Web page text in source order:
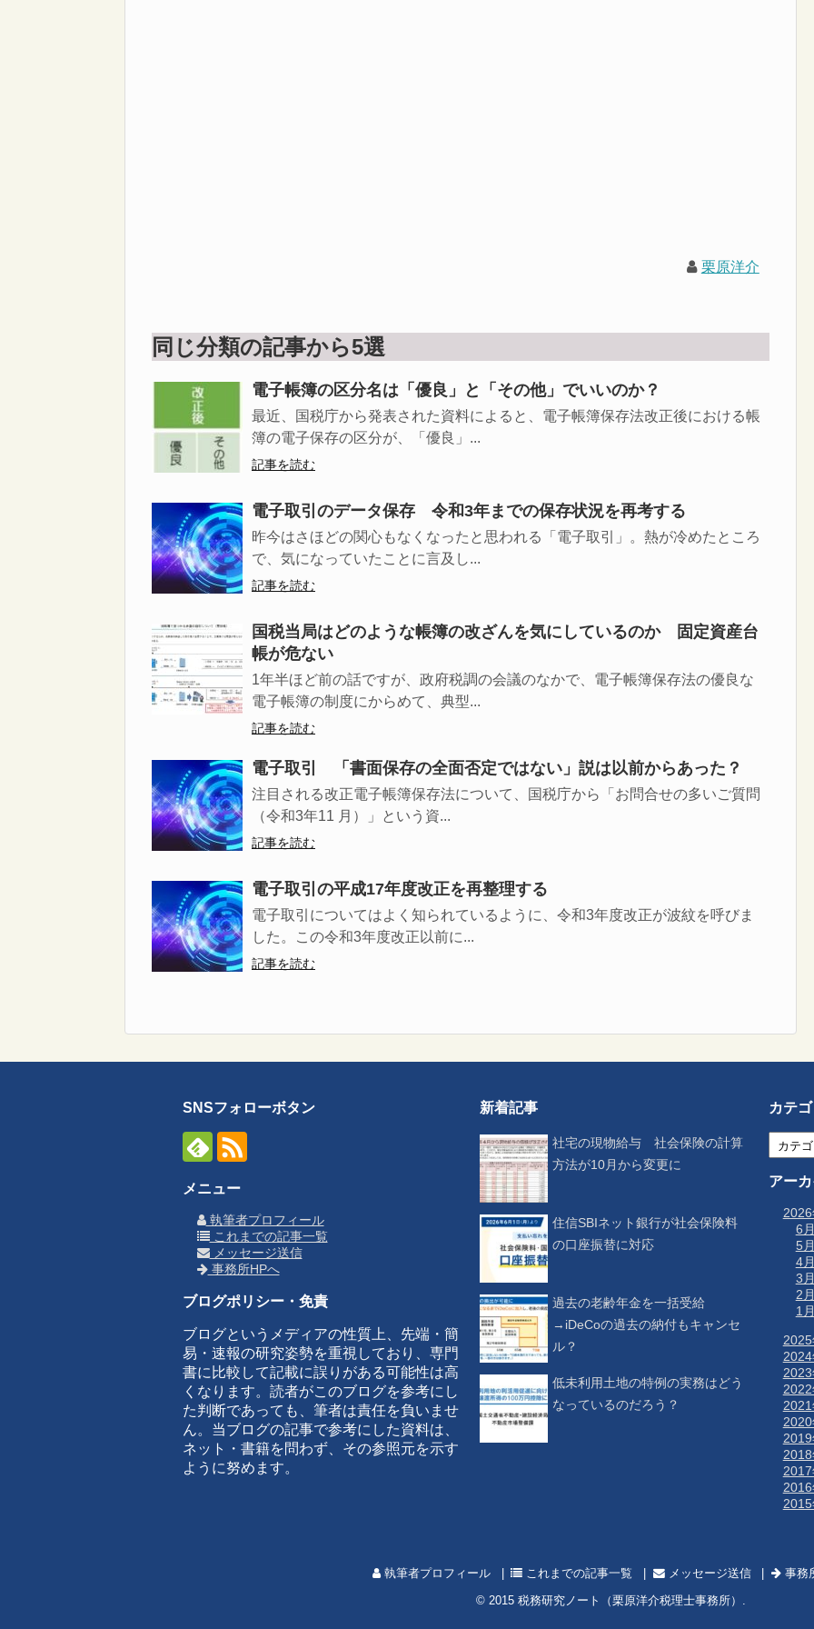
栗原洋介
同じ分類の記事から5選
電子帳簿の区分名は「優良」と「その他」でいいのか？
最近、国税庁から発表された資料によると、電子帳簿保存法改正後における帳
簿の電子保存の区分が、「優良」...
記事を読む
電子取引のデータ保存 令和3年までの保存状況を再考する
昨今はさほどの関心もなくなったと思われる「電子取引」。熱が冷めたところ
で、気になっていたことに言及し...
記事を読む
国税当局はどのような帳簿の改ざんを気にしているのか 固定資産台
帳が危ない
1年半ほど前の話ですが、政府税調の会議のなかで、電子帳簿保存法の優良な
電子帳簿の制度にからめて、典型...
記事を読む
電子取引 「書面保存の全面否定ではない」説は以前からあった？
注目される改正電子帳簿保存法について、国税庁から「お問合せの多いご質問
（令和3年11 月）」という資...
記事を読む
電子取引の平成17年度改正を再整理する
電子取引についてはよく知られているように、令和3年度改正が波紋を呼びま
した。この令和3年度改正以前に...
記事を読む
SNSフォローボタン
メニュー
執筆者プロフィール
これまでの記事一覧
メッセージ送信
事務所HPへ
ブログポリシー・免責
ブログというメディアの性質上、先端・簡
易・速報の研究姿勢を重視しており、専門
書に比較して記載に誤りがある可能性は高
くなります。読者がこのブログを参考にし
た判断であっても、筆者は責任を負いませ
ん。当ブログの記事で参考にした資料は、
ネット・書籍を問わず、その参照元を示す
ように努めます。
新着記事
社宅の現物給与 社会保険の計算
方法が10月から変更に
住信SBIネット銀行が社会保険料
の口座振替に対応
過去の老齢年金を一括受給
→iDeCoの過去の納付もキャンセ
ル？
低未利用土地の特例の実務はどう
なっているのだろう？
カテ
アー
6月
5月
4月
3月
2月
1月
執筆者プロフィール これまでの記事一覧 メッセージ送信
事務
© 2015 税務研究ノート（栗原洋介税理士事務所）